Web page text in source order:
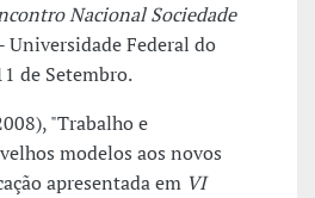
Nacional Sociedade
Universidade Federal do
de Setembro.
"Trabalho e
modelos aos novos
apresentada em VI